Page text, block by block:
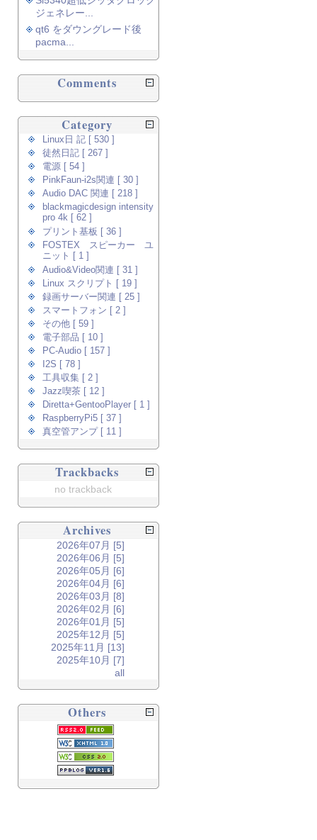
ジェネレー...
qt6 をダウングレード後
pacma...
Comments
Category
Linux日 記 [ 530 ]
徒然日記 [ 267 ]
電源 [ 54 ]
PinkFaun-i2s関連 [ 30 ]
Audio DAC 関連 [ 218 ]
blackmagicdesign intensity
pro 4k [ 62 ]
プリント基板 [ 36 ]
FOSTEX スピーカー ユ
ニット [ 1 ]
Audio&Video関連 [ 31 ]
Linux スクリプト [ 19 ]
録画サーバー関連 [ 25 ]
スマートフォン [ 2 ]
その他 [ 59 ]
電子部品 [ 10 ]
PC-Audio [ 157 ]
I2S [ 78 ]
工具収集 [ 2 ]
Jazz喫茶 [ 12 ]
Diretta+GentooPlayer [ 1 ]
RaspberryPi5 [ 37 ]
真空管アンプ [ 11 ]
Trackbacks
no trackback
Archives
2026年07月 [5]
2026年06月 [5]
2026年05月 [6]
2026年04月 [6]
2026年03月 [8]
2026年02月 [6]
2026年01月 [5]
2025年12月 [5]
2025年11月 [13]
2025年10月 [7]
all
Others